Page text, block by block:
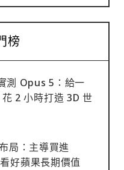
榜
測 Opus 5：給一
2 小時打造 3D 世
局：主導買進
好蘋果長期價值